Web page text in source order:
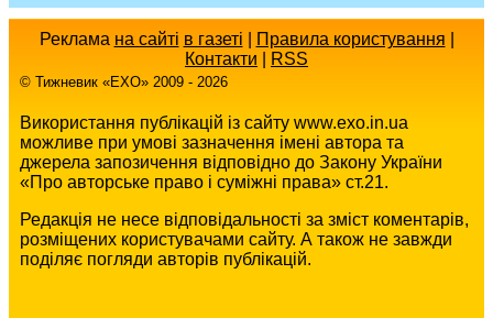
Реклама на сайті в газеті Правила користування
Контакти
RSS
© Тижневик «EХO» 2009 - 2026
Використання публікацій із сайту www.exo.in.ua
можливе при умові зазначення імені автора та
джерела запозичення відповідно до Закону України
«Про авторське право і суміжні права» ст.21.
Редакція не несе відповідальності за зміст коментарів,
розміщених користувачами сайту. А також не завжди
поділяє погляди авторів публікацій.